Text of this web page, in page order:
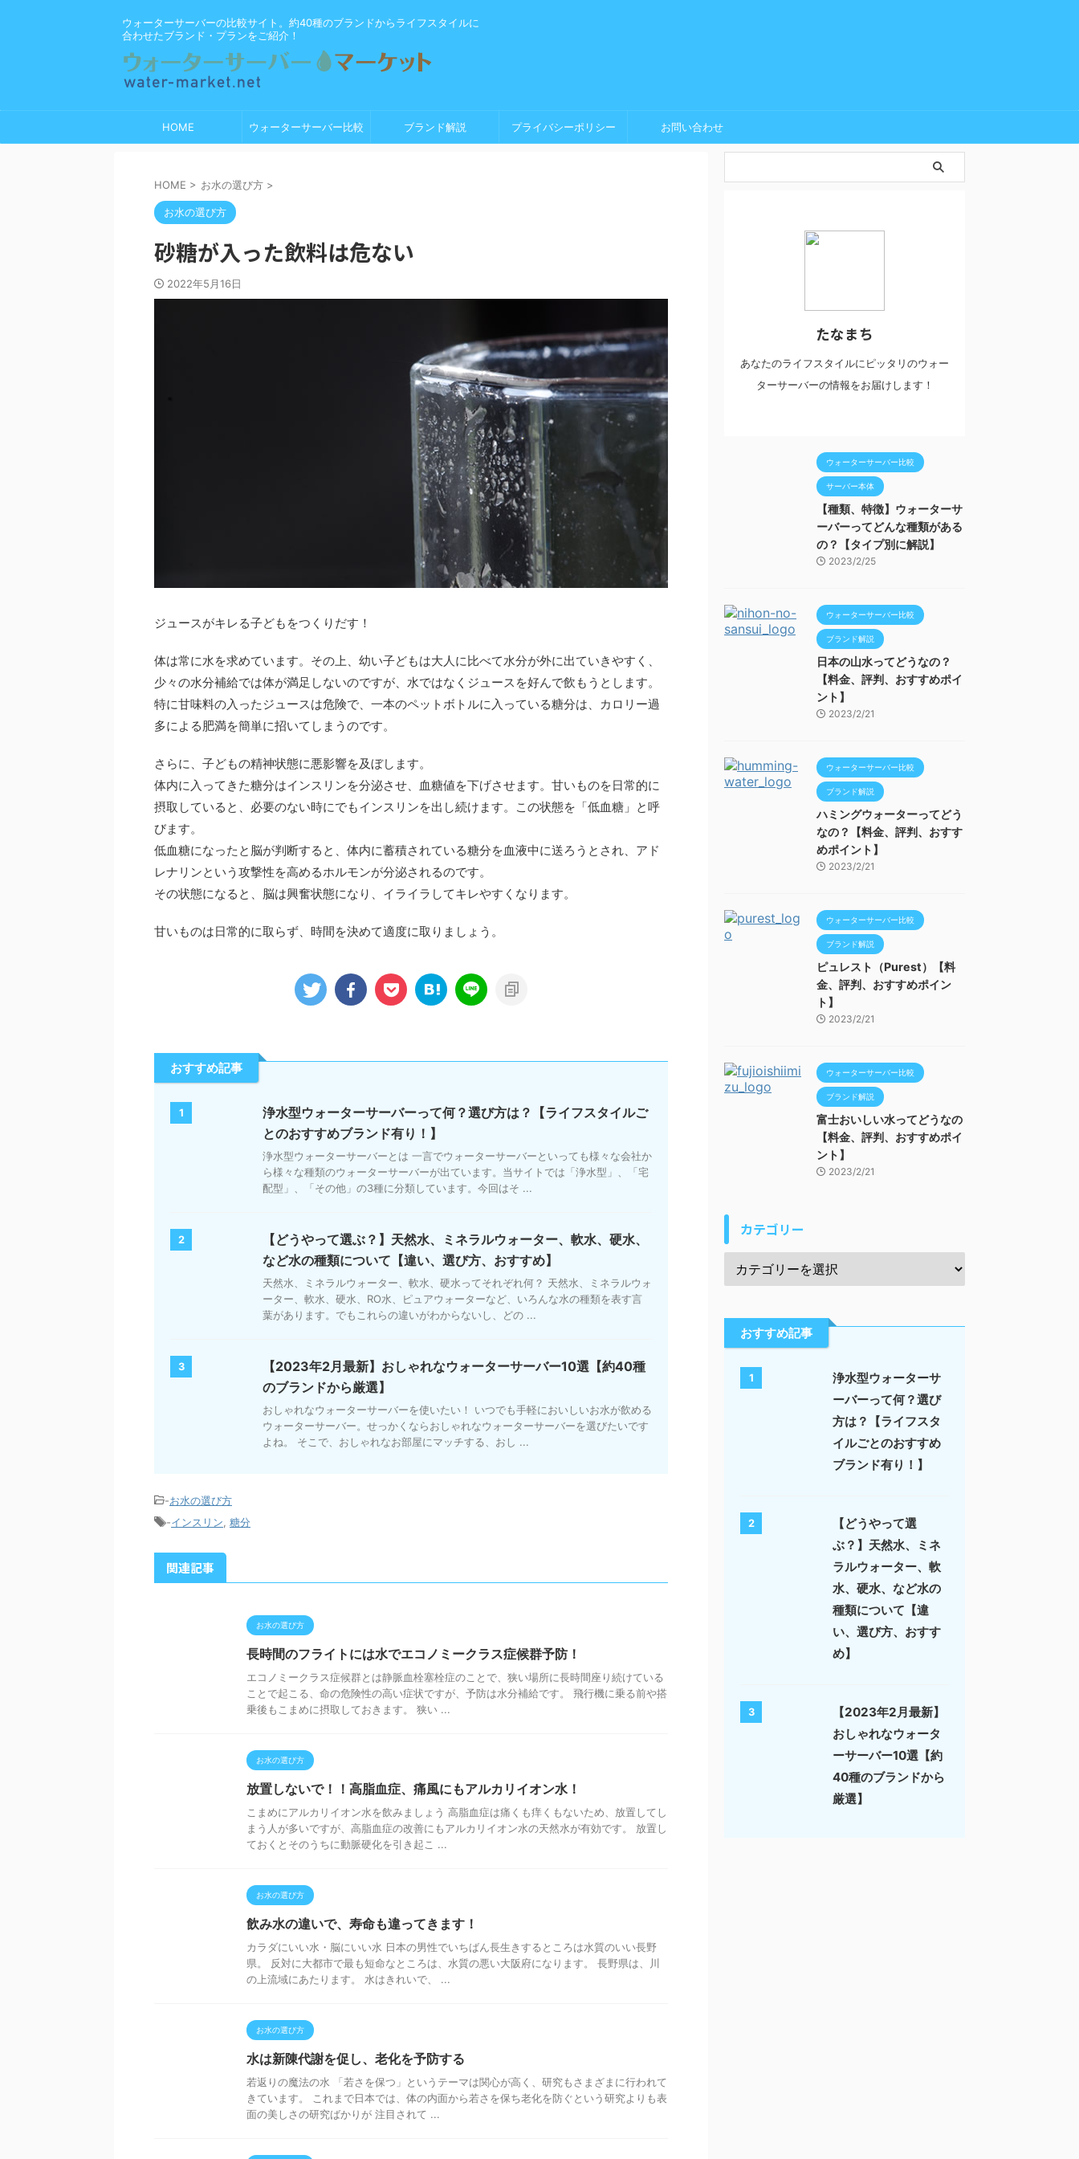
ウォーターサーバーの比較サイト。約40種のブランドからライフスタイルに
合わせたブランド・プランをご紹介！
HOME ウォーターサーバー比較 ブランド解説 プライバシーポリシー お問い合わせ
HOME > お水の選び方 >
お水の選び方
砂糖が入った飲料は危ない
2022年5月16日
ジュースがキレる子どもをつくりだす！
体は常に水を求めています。その上、幼い子どもは大人に比べて水分が外に出ていきやすく、
少々の水分補給では体が満足しないのですが、水ではなくジュースを好んで飲もうとします。
特に甘味料の入ったジュースは危険で、一本のペットボトルに入っている糖分は、カロリー過
多による肥満を簡単に招いてしまうのです。
さらに、子どもの精神状態に悪影響を及ぼします。
体内に入ってきた糖分はインスリンを分泌させ、血糖値を下げさせます。甘いものを日常的に
摂取していると、必要のない時にでもインスリンを出し続けます。この状態を「低血糖」と呼
びます。
低血糖になったと脳が判断すると、体内に蓄積されている糖分を血液中に送ろうとされ、アド
レナリンという攻撃性を高めるホルモンが分泌されるのです。
その状態になると、脳は興奮状態になり、イライラしてキレやすくなります。
甘いものは日常的に取らず、時間を決めて適度に取りましょう。
おすすめ記事
1
浄水型ウォーターサーバーって何？選び方は？【ライフスタイルご
とのおすすめブランド有り！】
浄水型ウォーターサーバーとは 一言でウォーターサーバーといっても様々な会社か
ら様々な種類のウォーターサーバーが出ています。当サイトでは「浄水型」、「宅
配型」、「その他」の3種に分類しています。今回はそ ...
2
【どうやって選ぶ？】天然水、ミネラルウォーター、軟水、硬水、
など水の種類について【違い、選び方、おすすめ】
天然水、ミネラルウォーター、軟水、硬水ってそれぞれ何？ 天然水、ミネラルウォ
ーター、軟水、硬水、RO水、ピュアウォーターなど、いろんな水の種類を表す言
葉があります。でもこれらの違いがわからないし、どの ...
3
【2023年2月最新】おしゃれなウォーターサーバー10選【約40種
のブランドから厳選】
おしゃれなウォーターサーバーを使いたい！ いつでも手軽においしいお水が飲める
ウォーターサーバー。せっかくならおしゃれなウォーターサーバーを選びたいです
よね。 そこで、おしゃれなお部屋にマッチする、おし ...
-お水の選び方
-インスリン 糖分
関連記事
お水の選び方
長時間のフライトには水でエコノミークラス症候群予防！
エコノミークラス症候群とは静脈血栓塞栓症のことで、狭い場所に長時間座り続けている
ことで起こる、命の危険性の高い症状ですが、予防は水分補給です。 飛行機に乗る前や搭
乗後もこまめに摂取しておきます。 狭い ...
お水の選び方
放置しないで！！高脂血症、痛風にもアルカリイオン水！
こまめにアルカリイオン水を飲みましょう 高脂血症は痛くも痒くもないため、放置してし
まう人が多いですが、高脂血症の改善にもアルカリイオン水の天然水が有効です。 放置し
ておくとそのうちに動脈硬化を引き起こ ...
お水の選び方
飲み水の違いで、寿命も違ってきます！
カラダにいい水・脳にいい水 日本の男性でいちばん長生きするところは水質のいい長野
県。 反対に大都市で最も短命なところは、水質の悪い大阪府になります。 長野県は、川
の上流域にあたります。 水はきれいで、 ...
お水の選び方
水は新陳代謝を促し、老化を予防する
若返りの魔法の水 「若さを保つ」というテーマは関心が高く、研究もさまざまに行われて
きています。 これまで日本では、体の内面から若さを保ち老化を防ぐという研究よりも表
面の美しさの研究ばかりが 注目されて ...
たなまち
あなたのライフスタイルにピッタリのウォー
ターサーバーの情報をお届けします！
ウォーターサーバー比較
サーバー本体
【種類、特徴】ウォーターサ
ーバーってどんな種類がある
の？【タイプ別に解説】
2023/2/25
ウォーターサーバー比較
ブランド解説
日本の山水ってどうなの？
【料金、評判、おすすめポイ
ント】
2023/2/21
ウォーターサーバー比較
ブランド解説
ハミングウォーターってどう
なの？【料金、評判、おすす
めポイント】
2023/2/21
ウォーターサーバー比較
ブランド解説
ピュレスト（Purest）【料
金、評判、おすすめポイン
ト】
2023/2/21
ウォーターサーバー比較
ブランド解説
富士おいしい水ってどうなの
【料金、評判、おすすめポイ
ント】
2023/2/21
カテゴリー
おすすめ記事
1
浄水型ウォーターサ
ーバーって何？選び
方は？【ライフスタ
イルごとのおすすめ
ブランド有り！】
2
【どうやって選
ぶ？】天然水、ミネ
ラルウォーター、軟
水、硬水、など水の
種類について【違
い、選び方、おすす
め】
3
【2023年2月最新】
おしゃれなウォータ
ーサーバー10選【約
40種のブランドから
厳選】